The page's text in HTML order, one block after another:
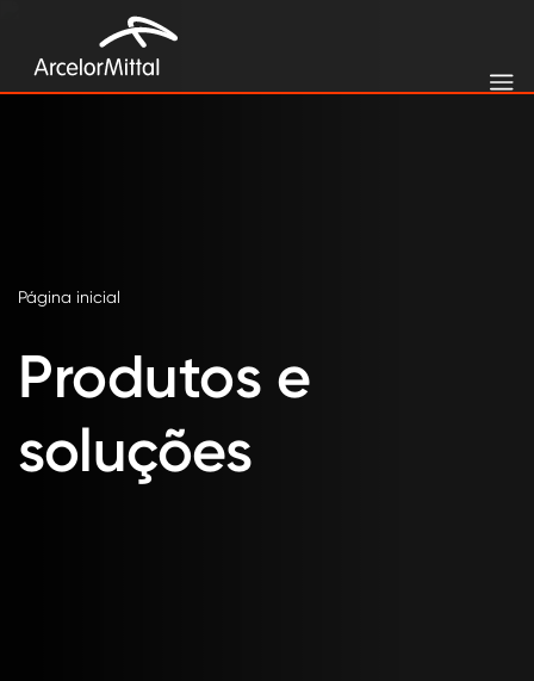
Página inicial
Produtos e
soluções